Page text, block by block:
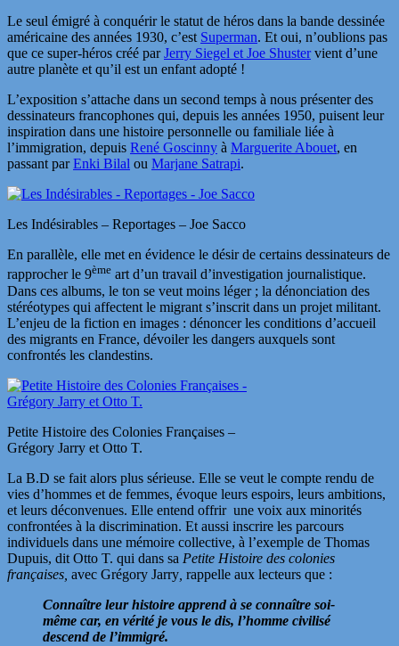
Le seul émigré à conquérir le statut de héros dans la bande dessinée
américaine des années 1930, c’est Superman. Et oui, n’oublions pas
que ce super-héros créé parJerry Siegel et Joe Shustervient d’une
autre planète et qu’il est un enfant adopté !
L’exposition s’attache dans un second temps à nous présenter des
dessinateurs francophones qui, depuis les années 1950, puisent leur
inspiration dans une histoire personnelle ou familiale liée à
l’immigration, depuis René Goscinny à Marguerite Abouet, en
passant parEnki Bilal ou Marjane Satrapi.
Les Indésirables – Reportages – Joe Sacco
En parallèle, elle met en évidence le désir de certains dessinateurs de
rapprocher le 9ème art d’un travail d’investigation journalistique.
Dans ces albums, le ton se veut moins léger ; la dénonciation des
stéréotypes qui affectent le migrant s’inscrit dans un projet militant.
L’enjeu de la fiction en images : dénoncer les conditions d’accueil
des migrants en France, dévoiler les dangers auxquels sont
confrontés les clandestins.
Petite Histoire des Colonies Françaises –
Grégory Jarry et Otto T.
La B.D se fait alors plus sérieuse. Elle se veut le compte rendu de
vies d’hommes et de femmes, évoque leurs espoirs, leurs ambitions,
et leurs déconvenues. Elle entend offrir une voix aux minorités
confrontées à la discrimination. Et aussi inscrire les parcours
individuels dans une mémoire collective, à l’exemple de Thomas
Dupuis, dit Otto T. qui dans sa Petite Histoire des colonies
françaises, avec Grégory Jarry rappelle aux lecteurs que :
Connaître leur histoire apprend à se connaître soi-
même car, en vérité je vous le dis, l’homme civilisé
descend de l’immigré.